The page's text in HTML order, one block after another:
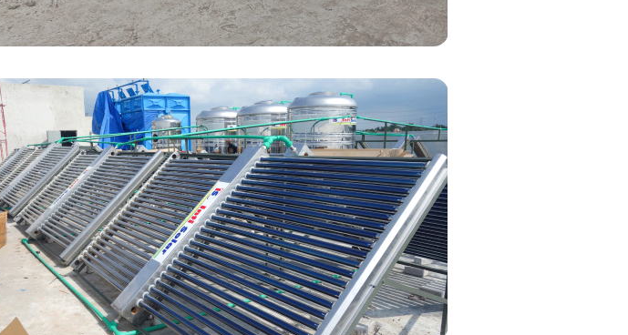
Komersial
Solusi inovatif untuk kebutuhan air panas hemat biaya dan
ramah lingkungan di berbagai bisnis